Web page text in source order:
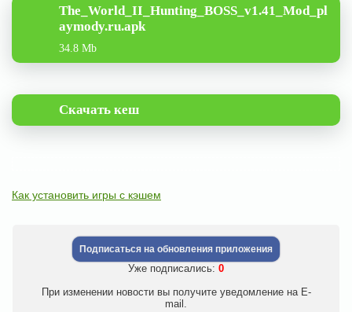
The_World_II_Hunting_BOSS_v1.41_Mod_pl
aymody.ru.apk
34.8 Mb
Скачать кеш
Как установить игры с кэшем
Подписаться на обновления приложения
Уже подписались: 0
При изменении новости вы получите уведомление на E-
mail.